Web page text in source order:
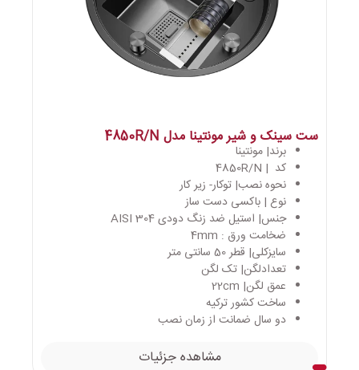
ست سینک و شیر مونتینا مدل 4850R/N
برند| مونتینا
کد | 4850R/N
نحوه نصب| توکار- زیر کار
نوع | باکسی دست ساز
جنس| استیل ضد زنگ دودی AISI 304
ضخامت ورق : 4mm
سایزکلی| قطر 50 سانتی متر
تعدادلگن| تک لگن
عمق لگن| 22cm
ساخت کشور ترکیه
دو سال ضمانت از زمان نصب
مشاهده جزئیات